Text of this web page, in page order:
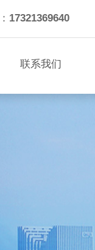
17321369640
联系我们